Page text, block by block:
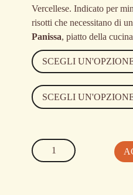
Vercellese. Indicato per
risotti che necessitano di
Panissa, piatto della
SANT'ANDREA
quantità